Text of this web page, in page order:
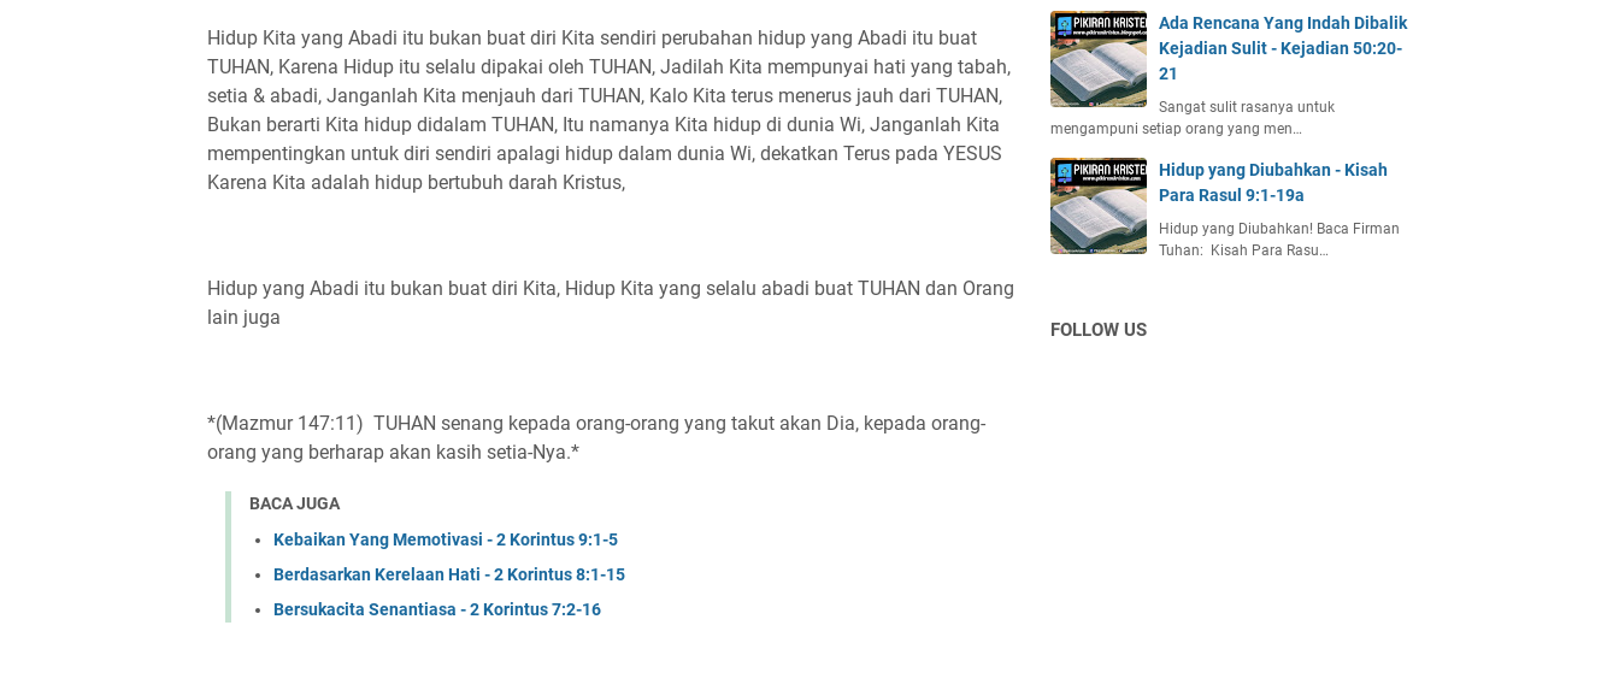
Hidup Kita yang Abadi itu bukan buat diri Kita sendiri perubahan hidup yang Abadi itu buat
TUHAN, Karena Hidup itu selalu dipakai oleh TUHAN, Jadilah Kita mempunyai hati yang tabah,
setia & abadi, Janganlah Kita menjauh dari TUHAN, Kalo Kita terus menerus jauh dari TUHAN,
Bukan berarti Kita hidup didalam TUHAN, Itu namanya Kita hidup di dunia Wi, Janganlah Kita
mempentingkan untuk diri sendiri apalagi hidup dalam dunia Wi, dekatkan Terus pada YESUS
Karena Kita adalah hidup bertubuh darah Kristus,
Hidup yang Abadi itu bukan buat diri Kita, Hidup Kita yang selalu abadi buat TUHAN dan Orang
lain juga
*(Mazmur 147:11) TUHAN senang kepada orang-orang yang takut akan Dia, kepada orang-
orang yang berharap akan kasih setia-Nya.*
BACA JUGA
Kebaikan Yang Memotivasi - 2 Korintus 9:1-5
Berdasarkan Kerelaan Hati - 2 Korintus 8:1-15
Bersukacita Senantiasa - 2 Korintus 7:2-16
Ada Rencana Yang Indah Dibalik
Kejadian Sulit - Kejadian 50:20-
21
Sangat sulit rasanya untuk
mengampuni setiap orang yang men…
Hidup yang Diubahkan - Kisah
Para Rasul 9:1-19a
Hidup yang Diubahkan! Baca Firman
Tuhan: Kisah Para Rasu…
FOLLOW US